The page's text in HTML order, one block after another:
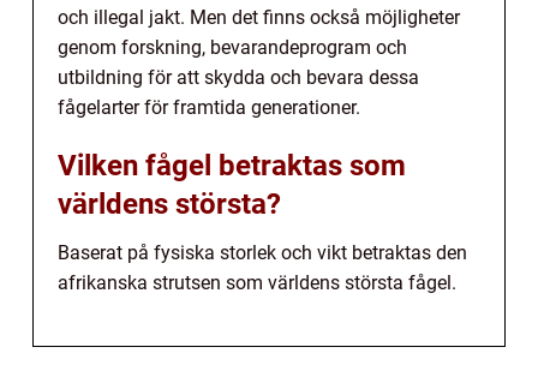
och illegal jakt. Men det finns också möjligheter
genom forskning, bevarandeprogram och
utbildning för att skydda och bevara dessa
fågelarter för framtida generationer.
Vilken fågel betraktas som
världens största?
Baserat på fysiska storlek och vikt betraktas den
afrikanska strutsen som världens största fågel.